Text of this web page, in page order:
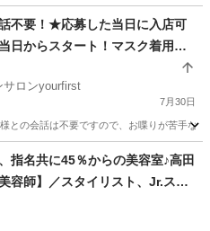
不要！★応募した当日に入店可
日からスタート！マスク着用必
サロンyourfirst
7月30日
との会話は不要ですので、お喋りが苦手
ゼーション スタッフ
指名共に45％からの美容室♪高田
容師】／スタイリスト、Jr.スタ